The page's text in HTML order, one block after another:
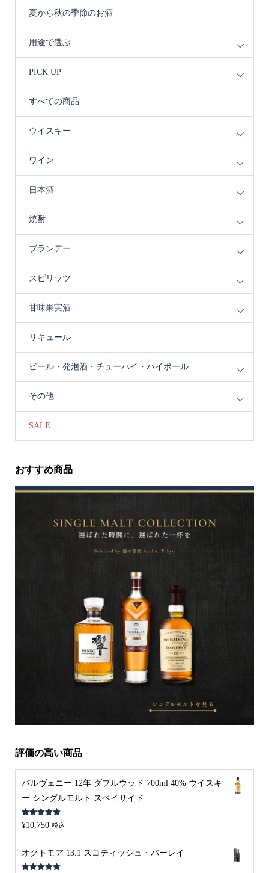
夏から秋の季節のお酒
用途で選ぶ
PICK UP
すべての商品
ウイスキー
ワイン
日本酒
焼酎
ブランデー
スピリッツ
甘味果実酒
リキュール
ビール・発泡酒・チューハイ・ハイボール
その他
SALE
おすすめ商品
評価の高い商品
バルヴェニー 12年 ダブルウッド 700ml 40% ウイスキ
ー シングルモルト スペイサイド
5段階中5.00
の評価
¥10,750 税込
オクトモア 13.1 スコティッシュ・バーレイ